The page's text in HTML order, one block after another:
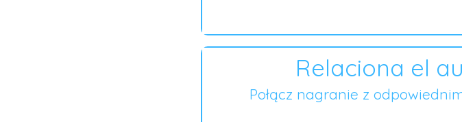
Relaciona el
Połącz nagranie z